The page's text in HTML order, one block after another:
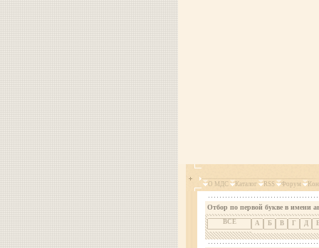
О МДС Каталог RSS Форум
Отбор по первой букве в имени
ВСЕ А Б В Г Д